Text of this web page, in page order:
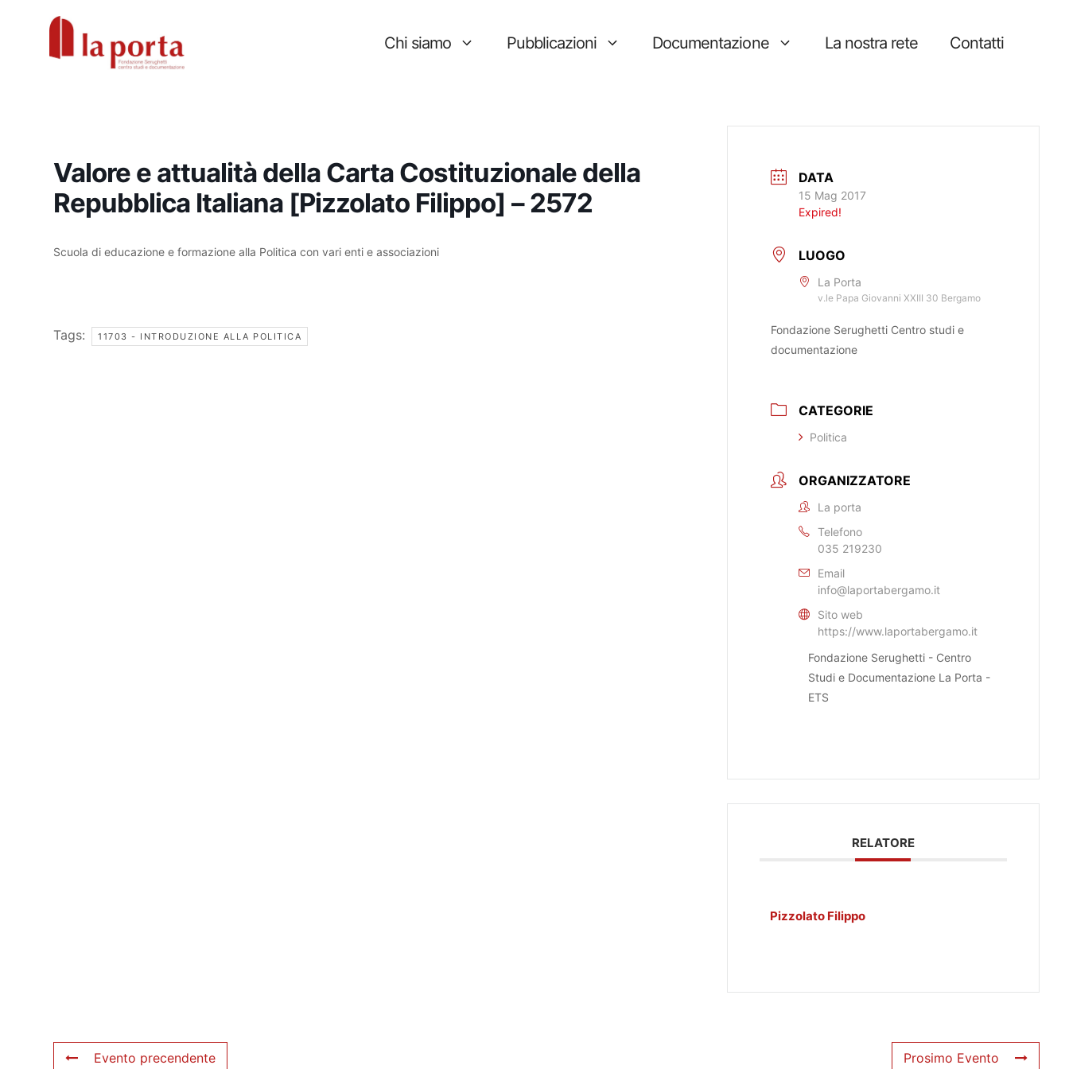
Chi siamo Pubblicazioni Documentazione La nostra rete Contatti
Valore e attualità della Carta Costituzionale della
Repubblica Italiana [Pizzolato Filippo] – 2572
Scuola di educazione e formazione alla Politica con vari enti e associazioni
Tags: 11703 - INTRODUZIONE ALLA POLITICA
DATA
15 Mag 2017
Expired!
LUOGO
La Porta
v.le Papa Giovanni XXIII 30 Bergamo
Fondazione Serughetti Centro studi e
documentazione
CATEGORIE
Politica
ORGANIZZATORE
La porta
Telefono
035 219230
Email
info@laportabergamo.it
Sito web
https://www.laportabergamo.it
Fondazione Serughetti - Centro
Studi e Documentazione La Porta -
ETS
RELATORE
Pizzolato Filippo
Evento precendente Prosimo Evento